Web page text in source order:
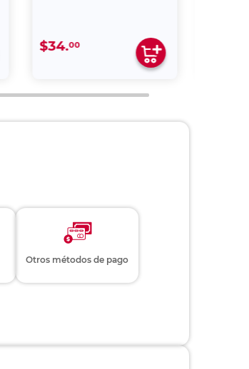
$34.00
Otros métodos de pago